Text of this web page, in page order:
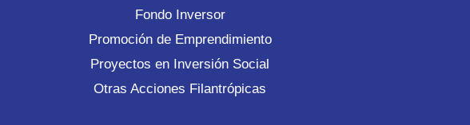
Fondo Inversor
Promoción de Emprendimiento
Proyectos en Inversión Social
Otras Acciones Filantrópicas